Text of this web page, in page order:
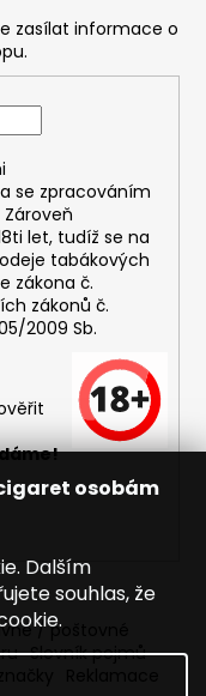
osobám
Dalším
souhlas, že
zasílat informace o
se zpracováním
Zároveň
let, tudíž se na
tabákových
zákona č.
zákonů č.
2009 Sb.
/ poštovné
Slovník pojmů